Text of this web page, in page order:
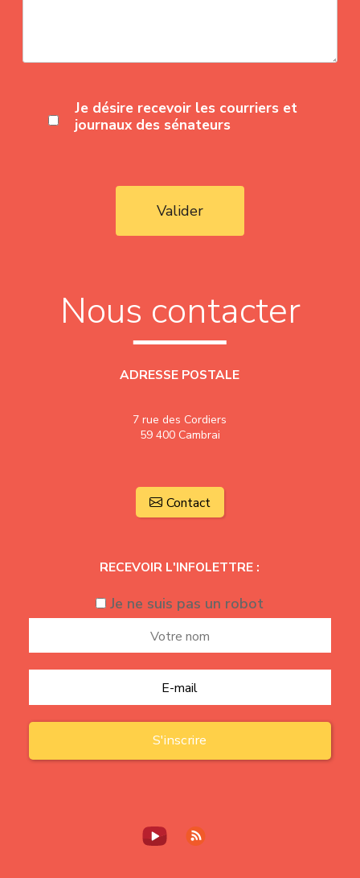
Je désire recevoir les courriers et
journaux des sénateurs
Valider
Nous contacter
ADRESSE POSTALE
7 rue des Cordiers
59 400 Cambrai
Contact
RECEVOIR L'INFOLETTRE :
Je ne suis pas un robot